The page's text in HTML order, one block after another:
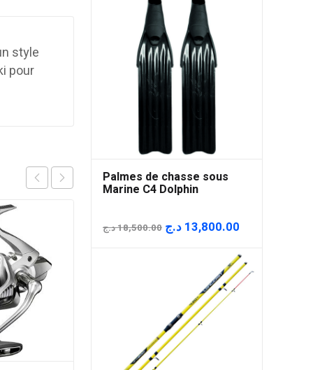
style
pour
Palmes de chasse sous
Marine C4 Dolphin
18,500.00د.ج
Le 13,800.00 د.ج
actuel
est :